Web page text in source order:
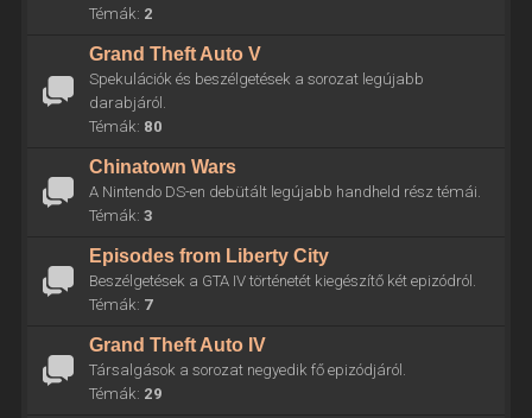
Témák: 2
Grand Theft Auto V
Spekulációk és beszélgetések a sorozat legújabb
darabjáról.
Témák: 80
Chinatown Wars
A Nintendo DS-en debütált legújabb handheld rész témái.
Témák: 3
Episodes from Liberty City
Beszélgetések a GTA IV történetét kiegészítő két epizódról.
Témák: 7
Grand Theft Auto IV
Társalgások a sorozat negyedik fő epizódjáról.
Témák: 29